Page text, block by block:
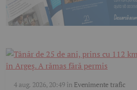
4 aug. 2026, 20:49în Evenimente trafic